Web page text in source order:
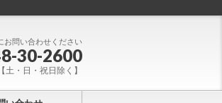
お問い合わせください
30-2600
・日・祝日除く】